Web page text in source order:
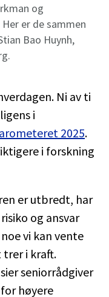
og
er de sammen
Bao Huynh,
Ni av ti
i
2025.
i forskning
er utbredt, har
og ansvar
vi kan vente
trer i kraft.
seniorrådgiver
høyere